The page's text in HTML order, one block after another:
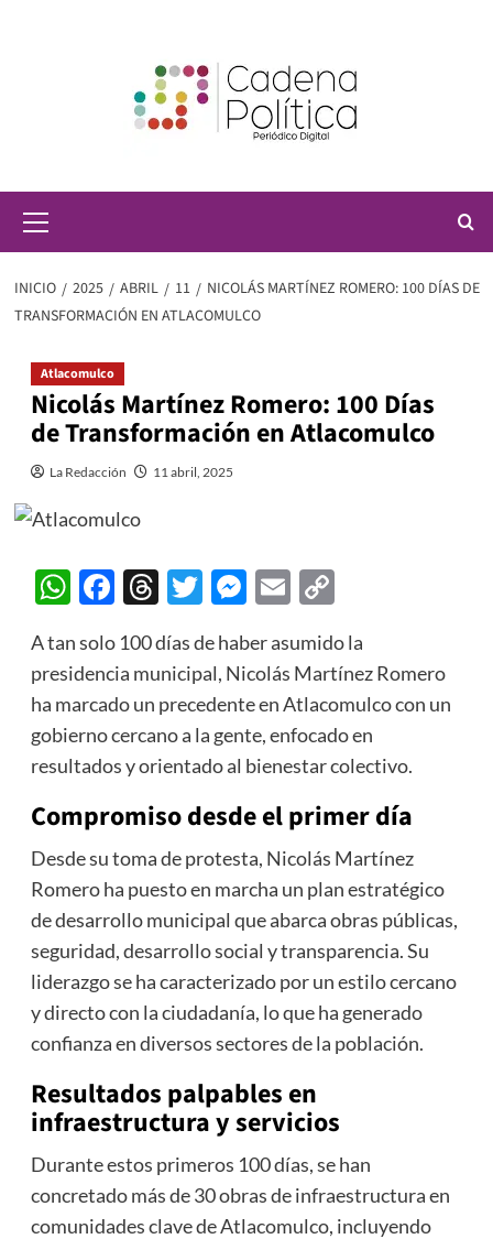
principal
INICIO 2025 ABRIL 11
NICOLÁS MARTÍNEZ ROMERO: 100 DÍAS DE
TRANSFORMACIÓN EN ATLACOMULCO
Atlacomulco
Nicolás Martínez Romero: 100 Días
de Transformación en Atlacomulco
La Redacción 11 abril, 2025
WhatsApp
Facebook
Threads
Twitter
Messenger
EmailCopy
A tan solo 100 días de haber asumido la
presidencia municipal, Nicolás Martínez Romero
ha marcado un precedente en Atlacomulco con un
gobierno cercano a la gente, enfocado en
resultados y orientado al bienestar colectivo.
Compromiso desde el primer día
Desde su toma de protesta, Nicolás Martínez
Romero ha puesto en marcha un plan estratégico
de desarrollo municipal que abarca obras públicas,
seguridad, desarrollo social y transparencia. Su
liderazgo se ha caracterizado por un estilo cercano
y directo con la ciudadanía, lo que ha generado
confianza en diversos sectores de la población.
Resultados palpables en
infraestructura y servicios
Durante estos primeros 100 días, se han
concretado más de 30 obras de infraestructura en
comunidades clave de Atlacomulco, incluyendo